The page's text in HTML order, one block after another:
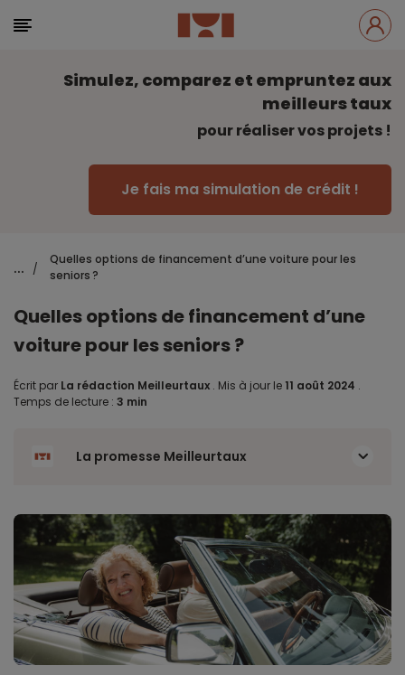
Simulez, comparez et empruntez aux
meilleurs taux
pour réaliser vos projets !
Je fais ma simulation de crédit !
... /
Quelles options de financement d’une voiture pour les
seniors ?
Quelles options de financement d’une
voiture pour les seniors ?
Écrit par La rédaction Meilleurtaux . Mis à jour le 11 août 2024 .
Temps de lecture : 3 min
La promesse Meilleurtaux